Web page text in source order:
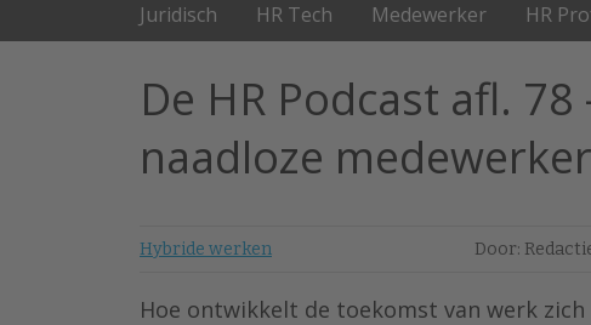
Juridisch HR Tech Medewerker HR
De HR Podcast afl.
naadloze
Hybride werken Door:
Hoe ontwikkelt de toekomst van werk